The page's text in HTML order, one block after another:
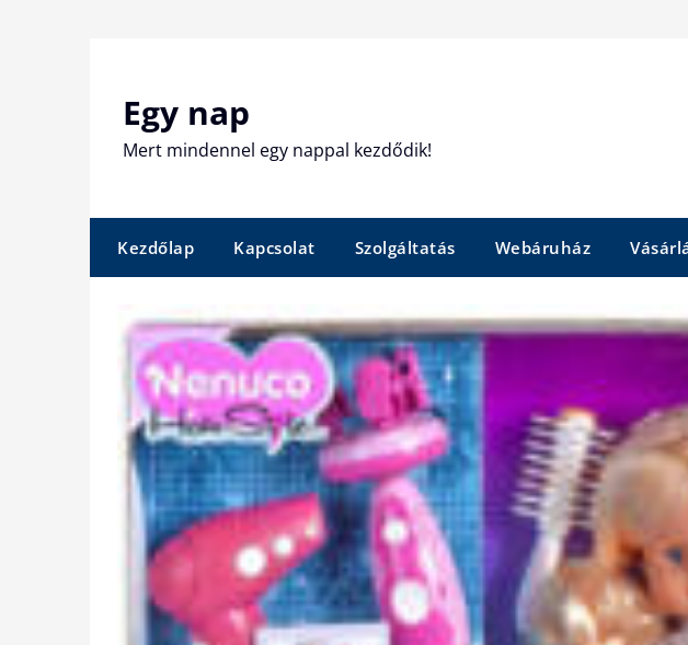
Egy nap
Mert mindennel egy nappal kezdődik!
Kezdőlap Kapcsolat Szolgáltatás Webáruház